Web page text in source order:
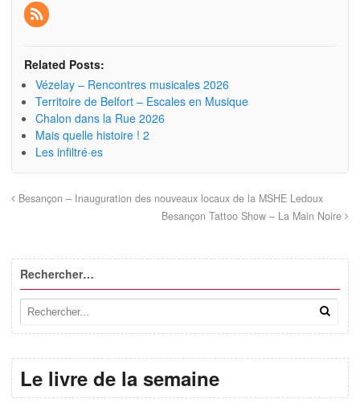
Related Posts:
Vézelay – Rencontres musicales 2026
Territoire de Belfort – Escales en Musique
Chalon dans la Rue 2026
Mais quelle histoire ! 2
Les infiltré·es
Besançon – Inauguration des nouveaux locaux de la MSHE Ledoux
Besançon Tattoo Show – La Main Noire
Rechercher…
Le livre de la semaine